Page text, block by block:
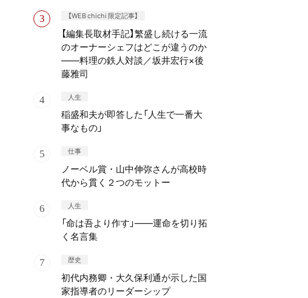
【WEB chichi 限定記事】
【編集長取材手記】繁盛し続ける一流
のオーナーシェフはどこが違うのか
——料理の鉄人対談／坂井宏行×後
藤雅司
人生
稲盛和夫が即答した「人生で一番大
事なもの」
仕事
ノーベル賞・山中伸弥さんが高校時
代から貫く２つのモットー
人生
「命は吾より作す」——運命を切り拓
く名言集
歴史
初代内務卿・大久保利通が示した国
家指導者のリーダーシップ